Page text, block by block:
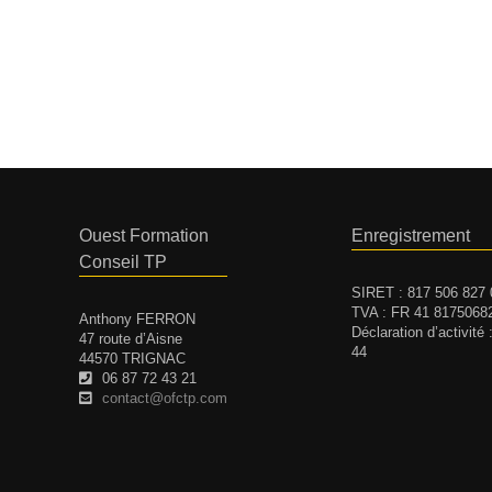
Ouest Formation
Conseil TP
Anthony FERRON
47 route d’Aisne
44570 TRIGNAC
06 87 72 43 21
contact@ofctp.com
Enregistrement
SIRET : 817 506 827
TVA : FR 41
Déclaration d’activité
44